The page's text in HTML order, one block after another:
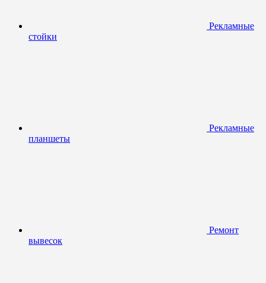
Рекламные
стойки
Рекламные
планшеты
Ремонт
вывесок